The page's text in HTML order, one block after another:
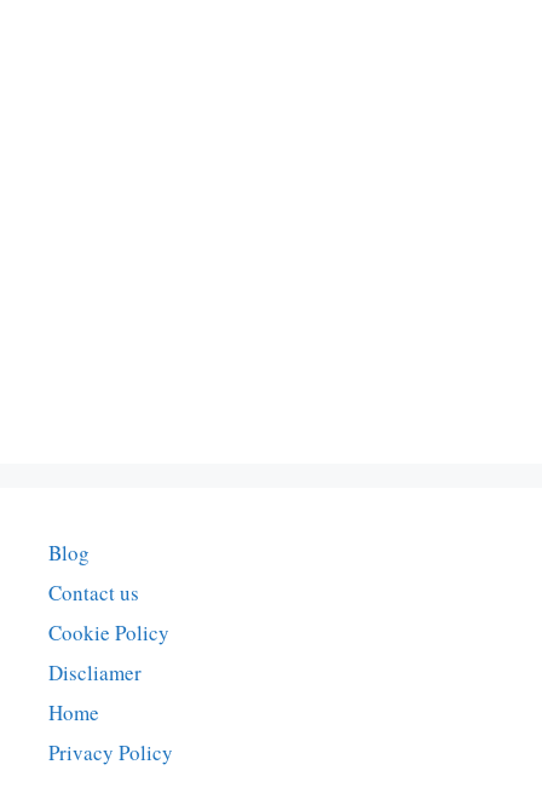
Blog
Contact us
Cookie Policy
Discliamer
Home
Privacy Policy